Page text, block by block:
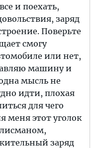
и поехать,
заряд
Поверьте
смогу
или нет,
машину и
мысль не
идти, плохая
для чего
меня этот уголок
заряд